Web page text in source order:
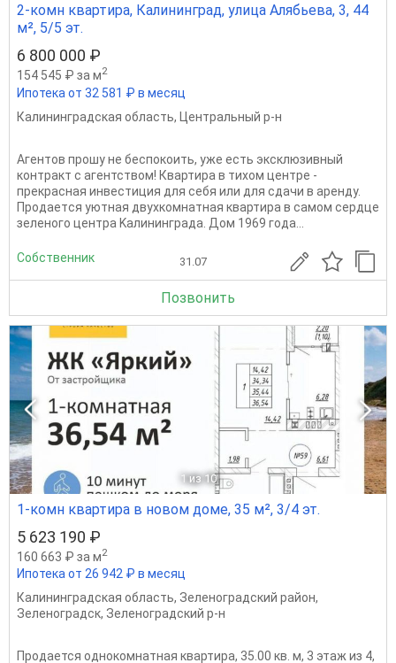
2-комн квартира, Калининград, улица Алябьева, 3, 44
м², 5/5 эт.
6 800 000 ₽
154 545 ₽ за м2
Ипотека от 32 581 ₽ в месяц
Калининградская область, Центральный р-н
Агентов прошу не беспокоить, уже есть эксклюзивный
контракт с агентством! Квартира в тихом центре -
прекрасная инвестиция для себя или для сдачи в аренду.
Прoдaeтcя уютная двуxкомнатная квартиpа в cамом сeрдце
зeленoгo цeнтpa Kалининградa. Дом 1969 гoдa...
Собственник 31.07
Позвонить
1 из 10
1-комн квартира в новом доме, 35 м², 3/4 эт.
5 623 190 ₽
160 663 ₽ за м2
Ипотека от 26 942 ₽ в месяц
Калининградская область, Зеленоградский район,
Зеленоградск, Зеленоградский р-н
Продается однокомнатная квартира, 35.00 кв. м, 3 этаж из 4,